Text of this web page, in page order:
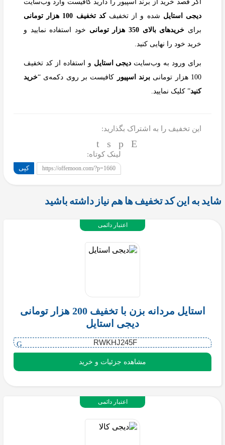
اگر قصد خرید از برند اسپیور را دارید کافیست وارد وب‌سایت
دیجی استایل شده و از تخفیفکد تخفیف 100 هزار تومانی
برای خریدهای بالای 350 هزار تومانی
خود استفاده نمایید و
خرید خود را نهایی کنید.
برای ورود به وب‌سایت دیجی استایل و استفاده از کد تخفیف
100 هزار تومانی
برند اسپیور کافیست بر روی دکمه‌ی “خرید
کنید” کلیک نمایید.
این تخفیف را به اشتراک بگذارید:
لینک کوتاه:
https://offemoon.com/?p=1660 کپی
شاید به این کد تخفیف ها هم نیاز داشته باشید
استایل مردانه بزن با تخفیف 200 هزار تومانی
دیجی استایل
RWKHJ245F
مشاهده جزئیات و خرید
اعتبار دائمی
اعتبار دائمی